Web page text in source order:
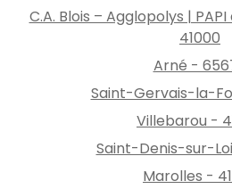
C.A. Blois – Agglopolys |
41000
Arné -
Saint-Gervais-la-
Villebarou -
Saint-Denis-sur-
Marolles -